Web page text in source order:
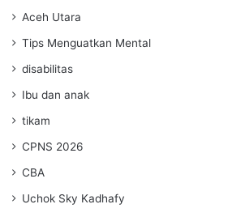
Aceh Utara
Tips Menguatkan Mental
disabilitas
Ibu dan anak
tikam
CPNS 2026
CBA
Uchok Sky Kadhafy